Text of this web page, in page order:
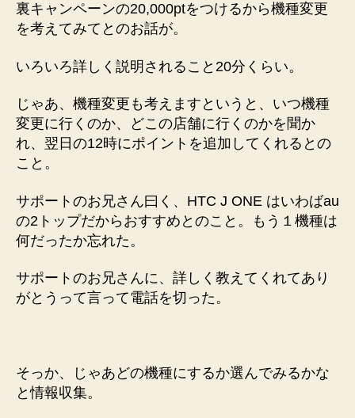
ン
ト
げ
よ
→
や
っ
～
げ
な
へ
の
裏キャンペーンの20,000ptをつけるから機種変更
を考えてみてとのお話が。
いろいろ詳しく説明されること20分くらい。
じゃあ、機種変更も考えますというと、いつ機種
変更に行くのか、どこの店舗に行くのかを聞か
れ、翌日の12時にポイントを追加してくれるとの
こと。
サポートのお兄さん曰く、HTC J ONE はいわばau
の2トップだからおすすめとのこと。もう１機種は
何だったか忘れた。
サポートのお兄さんに、詳しく教えてくれてあり
がとうって言って電話を切った。
そっか、じゃあどの機種にするか選んでみるかな
と情報収集。